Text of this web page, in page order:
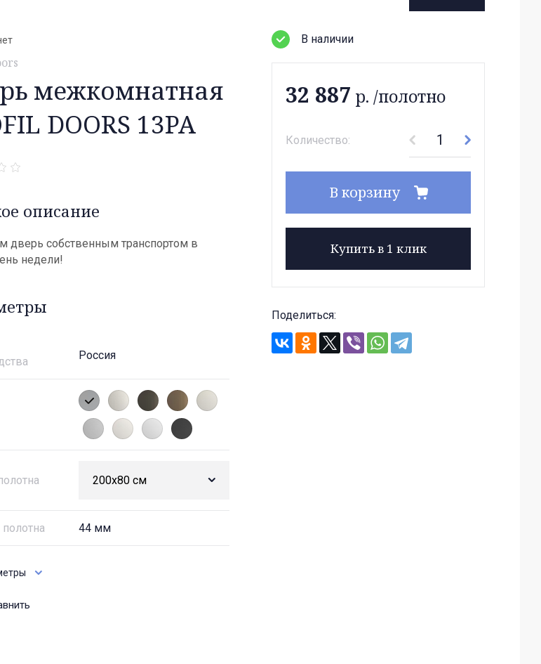
межкомнатная
DOORS 13PA
описание
дверь собственным транспортом в
недели!
Россия
44 мм
В наличии
32 887 р. /полотно
Количество:
В корзину
Купить в 1 клик
Поделиться: